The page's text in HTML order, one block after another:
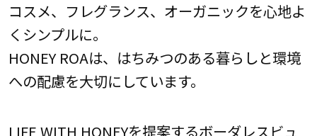
コスメ、フレグランス、オーガニックを心地よ
くシンプルに。
HONEY ROAは、はちみつのある暮らしと環境
への配慮を大切にしています。
LIFE WITH HONEYを提案するボーダレスビュ